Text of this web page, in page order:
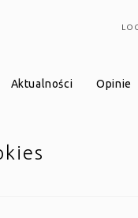
aktualności opinie